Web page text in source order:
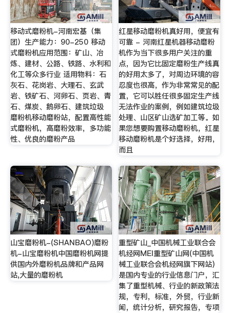
移动式磨粉机-河南宏基（集
团）生产能力：90-250 移动
式磨粉机应用范围：矿山、冶
炼、建材、公路、铁路、水利和
化工等众多行业 适用物料：石
灰石、花岗岩、大理石、玄武
岩、铁矿石、河卵石、页岩、青
石、煤炭、鹅卵石、建筑垃圾
磨粉机移动磨粉站，配置高性能
式磨粉机，高磨粉效率，多功能
性、优良的磨粉产品
红星移动磨粉机真好用，便宜有
可靠 - 河南红星机器移动磨粉
机作为当下很多用户关注的重
点，因为它比固定磨粉生产线真
的好用太多了，对周边环境的容
忍度也很高，作为非常常见的配
置，它可以胜任很多固定生产线
无法作业的案例，例如建筑垃圾
处理、山区矿山选矿加工等。如
果您想要购置移动磨粉机，红星
移动磨粉机是个好选择，好用，
而且
山宝磨粉机-(SHANBAO)磨粉
机-山宝磨粉机中国磨粉机网提
供国内外磨粉机品牌和产品网
站,大量的磨粉机
重型矿山_中国机械工业联合会
机经网MEI重型矿山网(中国机
械工业联合会机经网旗下网站)
是国内专业的行业信息门户，汇
集了重型机械、行业的新政策法
规，专利，标准，外贸，行业新
闻，统计分析，研究报告，专项